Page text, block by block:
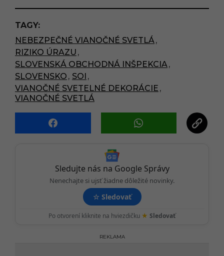
t
P
a
g
i
n
a
t
i
n
TAGY:
NEBEZPEČNÉ VIANOČNÉ SVETLÁ ,
RIZIKO ÚRAZU ,
SLOVENSKÁ OBCHODNÁ INŠPEKCIA ,
SLOVENSKO , SOI ,
VIANOČNÉ SVETELNÉ DEKORÁCIE ,
VIANOČNÉ SVETLÁ
Sledujte nás na Google Správy
Nenechajte si ujsť žiadne dôležité novinky.
☆ Sledovať
Po otvorení kliknite na hviezdičku ★ Sledovať
REKLAMA